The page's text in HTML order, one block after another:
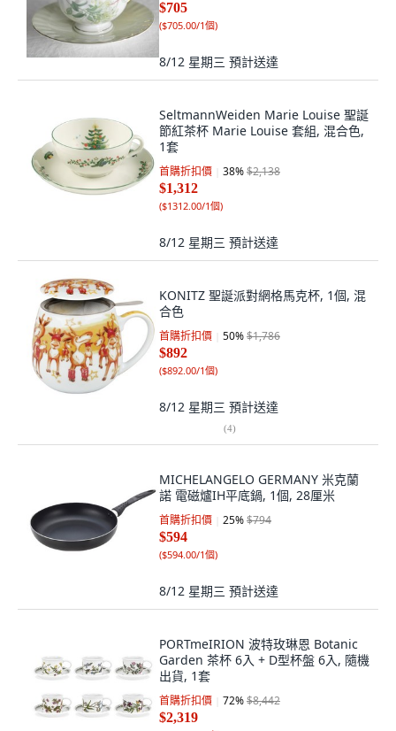
$705
($705.00/1個)
8/12 星期三 預計送達
SeltmannWeiden Marie Louise 聖誕
節紅茶杯 Marie Louise 套組, 混合色,
1套
首購折扣價 38%$2,138
$1,312
($1312.00/1個)
8/12 星期三 預計送達
KONITZ 聖誕派對網格馬克杯, 1個, 混
合色
首購折扣價 50%$1,786
$892
($892.00/1個)
8/12 星期三 預計送達
(4)
MICHELANGELO GERMANY 米克蘭
諾 電磁爐IH平底鍋, 1個, 28厘米
首購折扣價 25%$794
$594
($594.00/1個)
8/12 星期三 預計送達
PORTmeIRION 波特玫琳恩 Botanic
Garden 茶杯 6入 + D型杯盤 6入, 隨機
出貨, 1套
首購折扣價 72%$8,442
$2,319